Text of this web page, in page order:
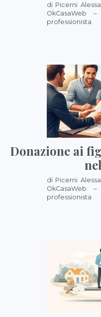
di Picerni
OkCasaWeb
professionista
Donazione ai
di Picerni
OkCasaWeb
professionista